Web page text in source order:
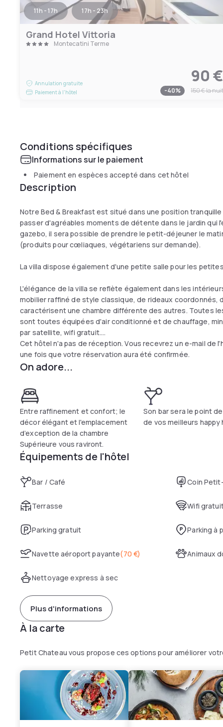
11h - 17h 17h - 23h
Grand Hotel Vittoria
Montecatini Terme
Annulation gratuite
Paiement à l'hôtel
90 €
-40% 150 €la nuit
Conditions spécifiques
Informations sur le paiement
Paiement en espèces accepté dans cet hôtel
Description
Notre Bed & Breakfast est situé dans une position
passer d'agréables moments de détente dans le jardin qui
gazebo, il sera possible de prendre le petit-déjeuner le
(produits pour cœliaques, végétariens sur demande).
La villa dispose également d'une petite salle pour les
L'élégance de la villa se reflète également dans les
mobilier raffiné de style classique, de rideaux
caractérisent une chambre différente des autres. Toutes
sont toutes équipées d'air conditionné et de chauffage,
par satellite, wifi gratuit.
Cet hôtel n'a pas de réception. Vous recevrez un e-mail
une fois que votre réservation aura été confirmée.
On adore...
Entre raffinement et confort; le
décor élégant et l'emplacement
d’exception de la chambre
Supérieure vous raviront.
Son bar sera le point
de vos meilleurs happy
Équipements de l'hôtel
Bar / Café Coin
Terrasse Wifi
Parking gratuit Parking à
Navette aéroport payante(70 €) Animaux
Nettoyage express à sec
Plus d'informations
À la carte
Petit Chateau vous propose ces options pour améliorer